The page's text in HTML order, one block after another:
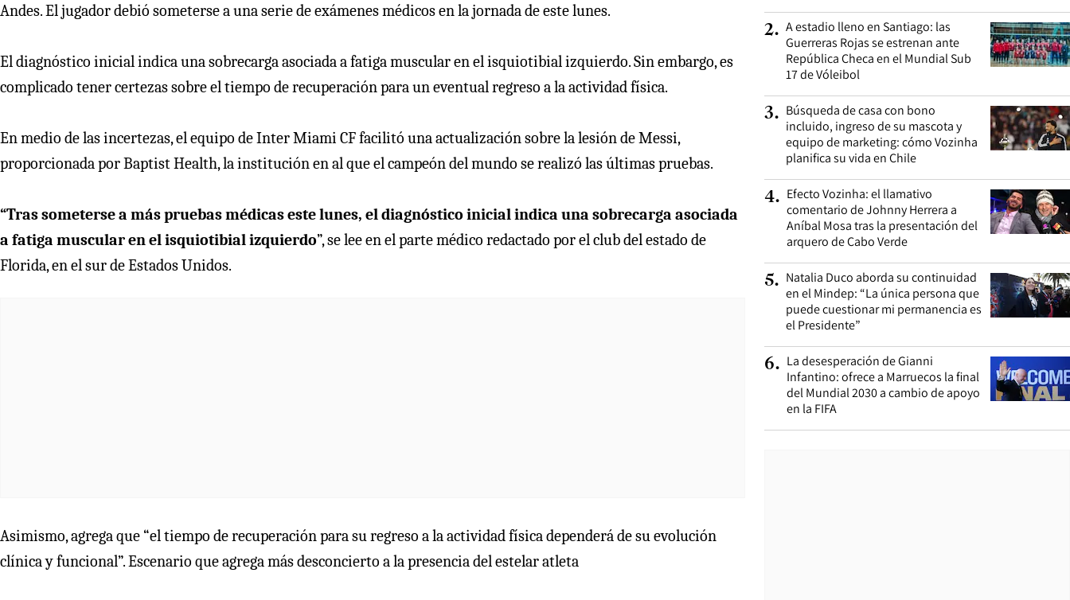
Andes. El jugador debió someterse a una serie de exámenes médicos en la jornada de este lunes.
El diagnóstico inicial indica una sobrecarga asociada a fatiga muscular en el isquiotibial izquierdo. Sin embargo, es
complicado tener certezas sobre el tiempo de recuperación para un eventual regreso a la actividad física.
En medio de las incertezas, el equipo de Inter Miami CF facilitó una actualización sobre la lesión de Messi,
proporcionada por Baptist Health, la institución en al que el campeón del mundo se realizó las últimas pruebas.
“Tras someterse a más pruebas médicas este lunes, el diagnóstico inicial indica una sobrecarga asociada
a fatiga muscular en el isquiotibial izquierdo”, se lee en el parte médico redactado por el club del estado de
Florida, en el sur de Estados Unidos.
Asimismo, agrega que “el tiempo de recuperación para su regreso a la actividad física dependerá de su evolución
clínica y funcional”. Escenario que agrega más desconcierto a la presencia del estelar atleta
2. A estadio lleno en Santiago: las
Guerreras Rojas se estrenan ante
República Checa en el Mundial Sub
17 de Vóleibol
3. Búsqueda de casa con bono
incluido, ingreso de su mascota y
equipo de marketing: cómo Vozinha
planifica su vida en Chile
4. Efecto Vozinha: el llamativo
comentario de Johnny Herrera a
Aníbal Mosa tras la presentación del
arquero de Cabo Verde
5. Natalia Duco aborda su continuidad
en el Mindep: “La única persona que
puede cuestionar mi permanencia es
el Presidente”
6. La desesperación de Gianni
Infantino: ofrece a Marruecos la final
del Mundial 2030 a cambio de apoyo
en la FIFA